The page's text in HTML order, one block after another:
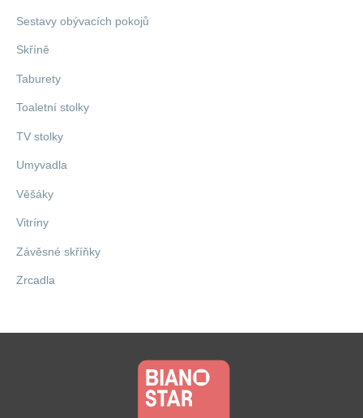
Sestavy obývacích pokojů
Skříně
Taburety
Toaletní stolky
TV stolky
Umyvadla
Věšáky
Vitríny
Závěsné skříňky
Zrcadla